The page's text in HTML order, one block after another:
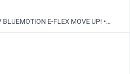
E-FLEX MOVE UP! •